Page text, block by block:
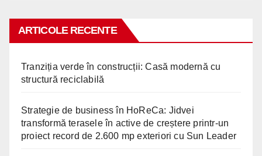
ARTICOLE RECENTE
Tranziția verde în construcții: Casă modernă cu
structură reciclabilă
Strategie de business în HoReCa: Jidvei
transformă terasele în active de creștere printr-un
proiect record de 2.600 mp exteriori cu Sun Leader